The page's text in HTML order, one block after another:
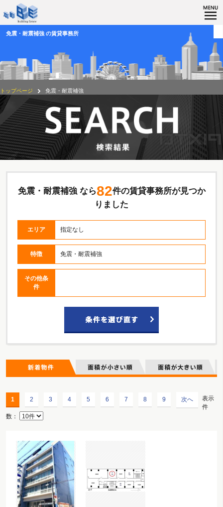
免震・耐震補強 の賃貸事務所
トップページ 免震・耐震補強
免震・耐震補強 なら82件の賃貸事務所が見つか
りました
エリア 指定なし
特徴 免震・耐震補強
その他条
件
1 2 3 4 5 6 7 8 9 次へ
表示
件
数：